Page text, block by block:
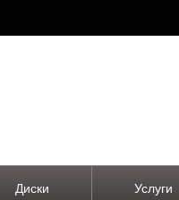
Диски Услуги